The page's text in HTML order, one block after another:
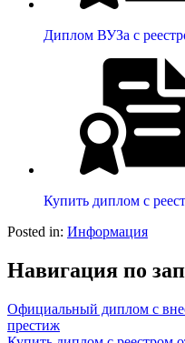
Диплом ВУЗа с
Купить диплом с
Posted in: Информация
Навигация по
Официальный диплом с
престиж